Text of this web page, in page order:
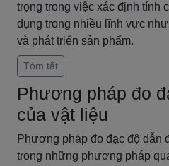
trọng trong việc xác định tính
dụng trong nhiều lĩnh vực
và phát triển sản phẩm.
Tóm tắt
Phương pháp đo
của vật liệu
Phương pháp đo đạc độ dẫn
trong những phương pháp